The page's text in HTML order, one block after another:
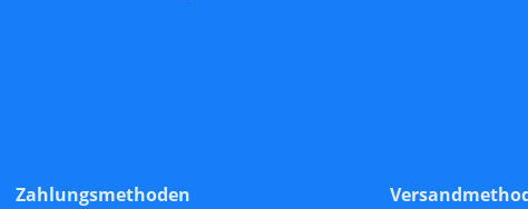
Zahlungsmethoden